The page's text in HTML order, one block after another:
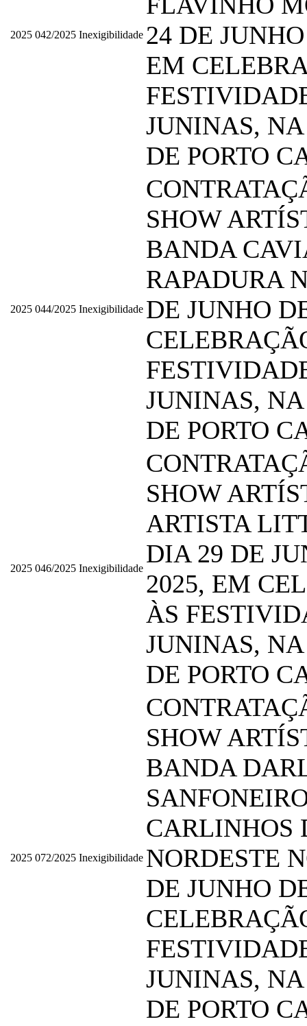
2025 042/2025 Inexigibilidade 24 DE
EM
JUNINAS,
DE PORTO
2025 044/2025 Inexigibilidade
SHOW
BANDA
RAPADURA
DE JUNHO
JUNINAS,
DE PORTO
2025 046/2025 Inexigibilidade
SHOW
ARTISTA
DIA 29 DE
2025, EM
ÀS
JUNINAS,
DE PORTO
2025 072/2025 Inexigibilidade
SHOW
BANDA
CARLINHOS
NORDESTE
DE JUNHO
JUNINAS,
DE PORTO